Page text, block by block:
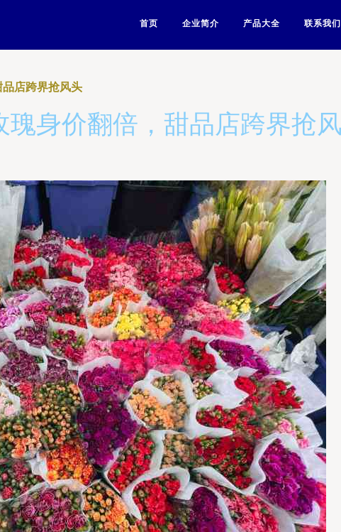
首页 企业简介 产品大全 联系我们
店跨界抢风头
身价翻倍，甜品店跨界抢